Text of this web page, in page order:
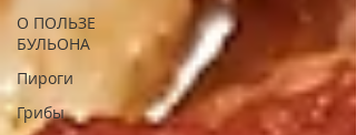
О ПОЛЬЗЕ
БУЛЬОНА
Пироги
Грибы